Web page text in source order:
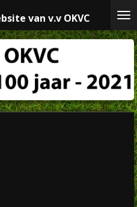
van v.v OKVC